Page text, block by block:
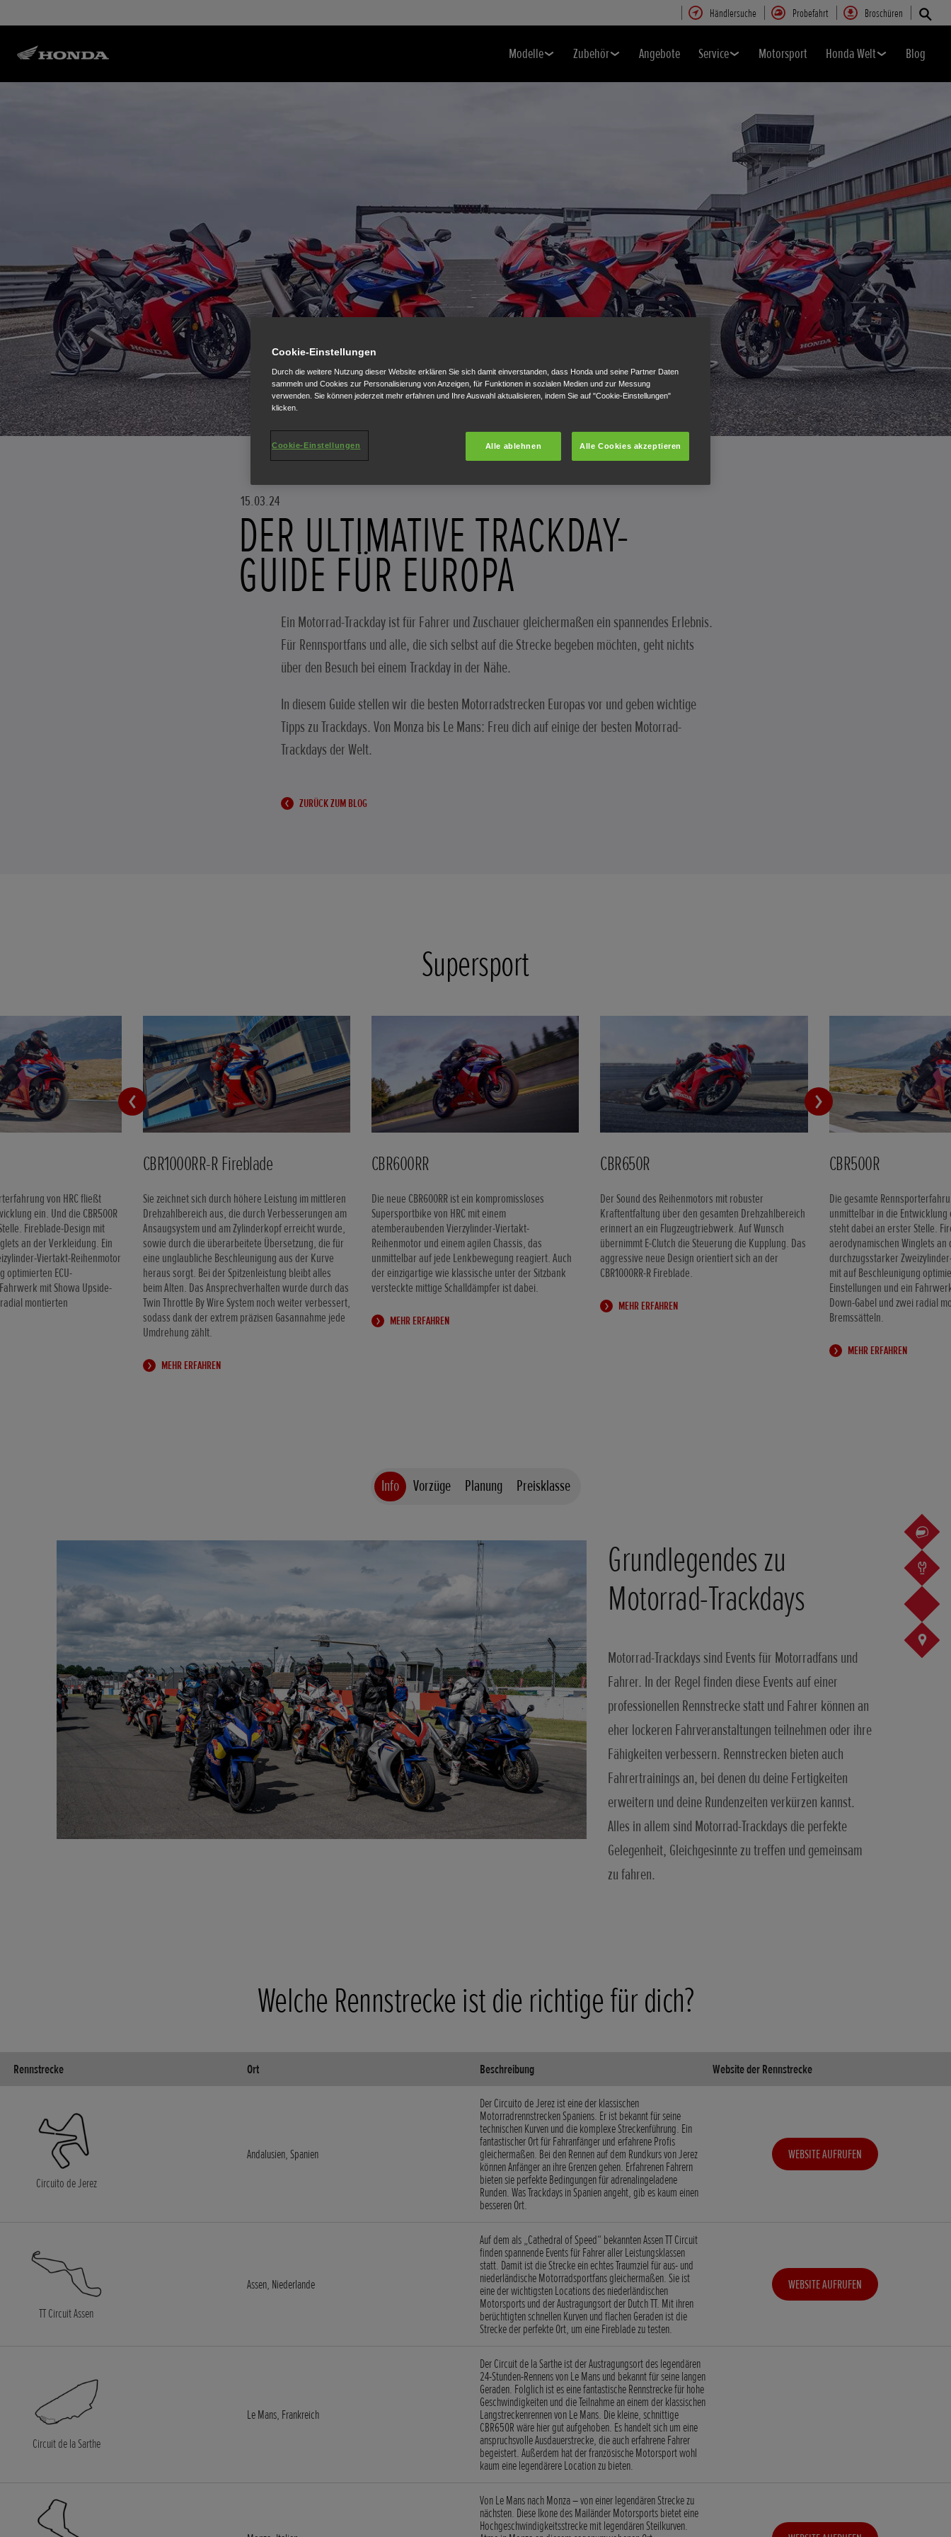
Händlersuche Probefahrt Broschüren
Modelle Zubehör Angebote Service Motorsport Honda Welt Blog
15.03.24
DER ULTIMATIVE TRACKDAY-
GUIDE FÜR EUROPA
Ein Motorrad-Trackday ist für Fahrer und Zuschauer gleichermaßen ein spannendes Erlebnis.
Für Rennsportfans und alle, die sich selbst auf die Strecke begeben möchten, geht nichts
über den Besuch bei einem Trackday in der Nähe.
In diesem Guide stellen wir die besten Motorradstrecken Europas vor und geben wichtige
Tipps zu Trackdays. Von Monza bis Le Mans: Freu dich auf einige der besten Motorrad-
Trackdays der Welt.
ZURÜCK ZUM BLOG
Supersport
von HRC fließt
ein. Und die CBR500R
Fireblade-Design mit
an der Verkleidung. Ein
Viertakt-Reihenmotor
optimierten ECU-
mit Showa Upside-
montierten
CBR1000RR-R Fireblade
Sie zeichnet sich durch höhere Leistung im mittleren
Drehzahlbereich aus, die durch Verbesserungen am
Ansaugsystem und am Zylinderkopf erreicht wurde,
sowie durch die überarbeitete Übersetzung, die für
eine unglaubliche Beschleunigung aus der Kurve
heraus sorgt. Bei der Spitzenleistung bleibt alles
beim Alten. Das Ansprechverhalten wurde durch das
Twin Throttle By Wire System noch weiter verbessert,
sodass dank der extrem präzisen Gasannahme jede
Umdrehung zählt.
MEHR ERFAHREN
CBR600RR
Die neue CBR600RR ist ein kompromissloses
Supersportbike von HRC mit einem
atemberaubenden Vierzylinder-Viertakt-
Reihenmotor und einem agilen Chassis, das
unmittelbar auf jede Lenkbewegung reagiert. Auch
der einzigartige wie klassische unter der Sitzbank
versteckte mittige Schalldämpfer ist dabei.
MEHR ERFAHREN
CBR650R
Der Sound des Reihenmotors mit robuster
Kraftentfaltung über den gesamten Drehzahlbereich
erinnert an ein Flugzeugtriebwerk. Auf Wunsch
übernimmt E-Clutch die Steuerung die Kupplung. Das
aggressive neue Design orientiert sich an der
CBR1000RR-R Fireblade.
MEHR ERFAHREN
CBR500R
Die gesamte
unmittelbar in die Entwicklung
steht dabei an erster Stelle.
aerodynamischen Winglets an
durchzugsstarker
mit auf Beschleunigung
Einstellungen und ein
Down-Gabel und zwei radial
Bremssätteln.
MEHR ERFAHREN
Info Vorzüge Planung Preisklasse
Grundlegendes zu
Motorrad-Trackdays
Motorrad-Trackdays sind Events für Motorradfans und
Fahrer. In der Regel finden diese Events auf einer
professionellen Rennstrecke statt und Fahrer können an
eher lockeren Fahrveranstaltungen teilnehmen oder ihre
Fähigkeiten verbessern. Rennstrecken bieten auch
Fahrertrainings an, bei denen du deine Fertigkeiten
erweitern und deine Rundenzeiten verkürzen kannst.
Alles in allem sind Motorrad-Trackdays die perfekte
Gelegenheit, Gleichgesinnte zu treffen und gemeinsam
zu fahren.
Welche Rennstrecke ist die richtige für dich?
Rennstrecke Ort Beschreibung Website der Rennstrecke
Circuito de Jerez
Andalusien, Spanien
Der Circuito de Jerez ist eine der klassischen
Motorradrennstrecken Spaniens. Er ist bekannt für seine
technischen Kurven und die komplexe Streckenführung. Ein
fantastischer Ort für Fahranfänger und erfahrene Profis
gleichermaßen. Bei den Rennen auf dem Rundkurs von Jerez
können Anfänger an ihre Grenzen gehen. Erfahrenen Fahrern
bieten sie perfekte Bedingungen für adrenalingeladene
Runden. Was Trackdays in Spanien angeht, gib es kaum einen
besseren Ort.
WEBSITE AUFRUFEN
TT Circuit Assen
Assen, Niederlande
Auf dem als „Cathedral of Speed“ bekannten Assen TT Circuit
finden spannende Events für Fahrer aller Leistungsklassen
statt. Damit ist die Strecke ein echtes Traumziel für aus- und
niederländische Motorradsportfans gleichermaßen. Sie ist
eine der wichtigsten Locations des niederländischen
Motorsports und der Austragungsort der Dutch TT. Mit ihren
berüchtigten schnellen Kurven und flachen Geraden ist die
Strecke der perfekte Ort, um eine Fireblade zu testen.
WEBSITE AUFRUFEN
Circuit de la Sarthe
Le Mans, Frankreich
Der Circuit de la Sarthe ist der Austragungsort des legendären
24-Stunden-Rennens von Le Mans und bekannt für seine langen
Geraden. Folglich ist es eine fantastische Rennstrecke für hohe
Geschwindigkeiten und die Teilnahme an einem der klassischen
Langstreckenrennen von Le Mans. Die kleine, schnittige
CBR650R wäre hier gut aufgehoben. Es handelt sich um eine
anspruchsvolle Ausdauerstrecke, die auch erfahrene Fahrer
begeistert. Außerdem hat der französische Motorsport wohl
kaum eine legendärere Location zu bieten.
Von Le Mans nach Monza – von einer legendären Strecke zu
nächsten. Diese Ikone des Mailänder Motorsports bietet eine
Hochgeschwindigkeitsstrecke mit legendären Steilkurven.
Cookie-Einstellungen
Durch die weitere Nutzung dieser Website erklären Sie sich damit einverstanden, dass Honda und seine Partner Daten
sammeln und Cookies zur Personalisierung von Anzeigen, für Funktionen in sozialen Medien und zur Messung
verwenden. Sie können jederzeit mehr erfahren und Ihre Auswahl aktualisieren, indem Sie auf "Cookie-Einstellungen"
klicken.
Alle ablehnen Alle Cookies akzeptieren
Cookie-Einstellungen